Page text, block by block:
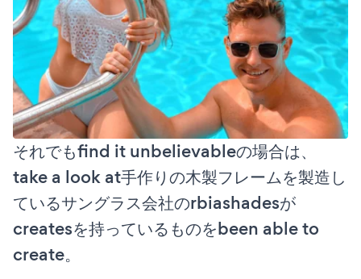
それでもfind it unbelievableの場合は、
take a look at手作りの木製フレームを製造し
ているサングラス会社のrbiashadesが
createsを持っているものをbeen able to
create。